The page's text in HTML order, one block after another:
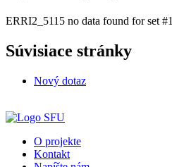
ERRI2_5115 no data found for set #1
Súvisiace stránky
Nový dotaz
O projekte
Kontakt